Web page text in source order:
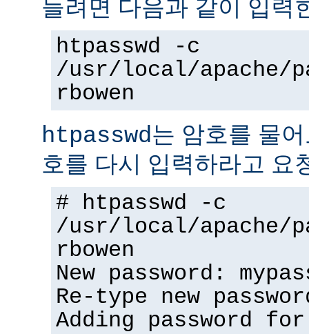
들려면 다음과 같이 입력
htpasswd -c
/usr/local/apache/
rbowen
htpasswd는 암호를 물
호를 다시 입력하라고 요
# htpasswd -c
/usr/local/apache/
rbowen
New password:
Re-type new
Adding password